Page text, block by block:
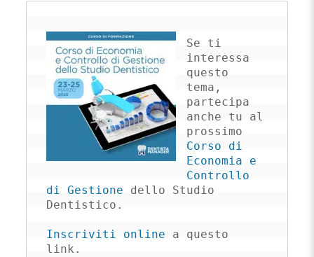
Se ti
interessa
questo
tema,
partecipa
anche tu al
Corso di
Economia e
Controllo
di Gestione dello Studio
Dentistico.
Inscriviti online a questo
link.